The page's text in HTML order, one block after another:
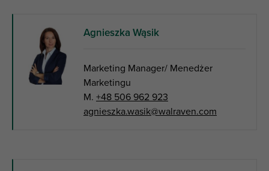
Agnieszka Wąsik
Marketing Manager/ Menedżer
Marketingu
M. +48 506 962 923
agnieszka.wasik@walraven.com